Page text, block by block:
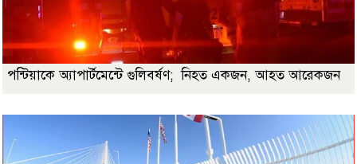
পন্টিয়াকে অ্যাপার্টমেন্টে গুলিবর্ষণ; নিহত একজন, আহত আরেকজন